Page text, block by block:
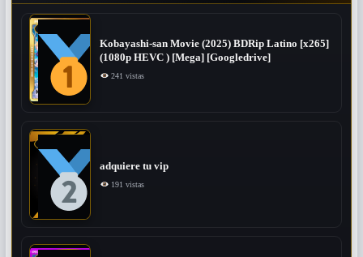
Kobayashi-san Movie (2025) BDRip Latino [x265]
(1080p HEVC ) [Mega] [Googledrive]
241 vistas
adquiere tu vip
191 vistas